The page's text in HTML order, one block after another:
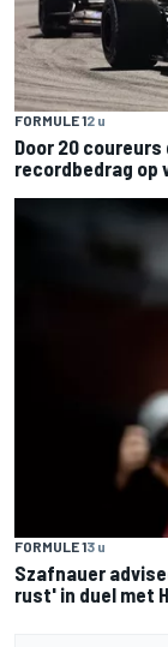
FORMULE 12 u
Door 20
recordbedrag op
FORMULE 13 u
Szafnauer
rust' in duel met